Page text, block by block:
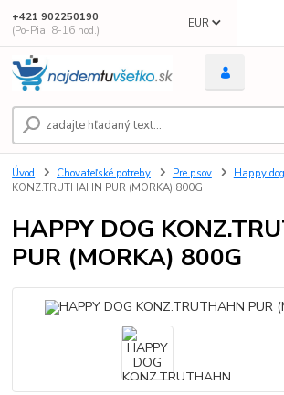
EUR
+421 902250190
(Po-Pia, 8-16 hod.)
Úvod Chovateľské potreby Pre psov Happy dog
KONZ.TRUTHAHN PUR (MORKA) 800G
HAPPY DOG
PUR (MORKA) 800G